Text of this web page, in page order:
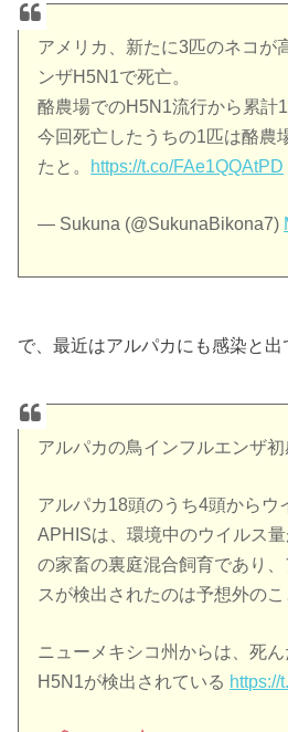
アメリカ、新たに3匹のネコが
ンザH5N1で死亡。
酪農場でのH5N1流行から累計
今回死亡したうちの1匹は酪農
たと。
https://t.co/FAe1QQAtPD
— Sukuna (@SukunaBikona7)
で、最近はアルパカにも感染と出
アルパカの鳥インフルエンザ初
アルパカ18頭のうち4頭からウ
APHISは、環境中のウイルス
の家畜の裏庭混合飼育であり
スが検出されたのは予想外の
ニューメキシコ州からは、死
H5N1が検出されている https://